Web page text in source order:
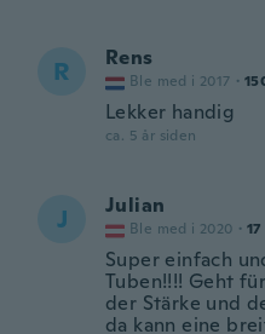
R Rens
Ble med i 2017 ·
Lekker handig
ca. 5 år siden
J Julian
Ble med i 2020 · 17
Super einfach
Tuben!!!! Geht
der Stärke und
da kann eine